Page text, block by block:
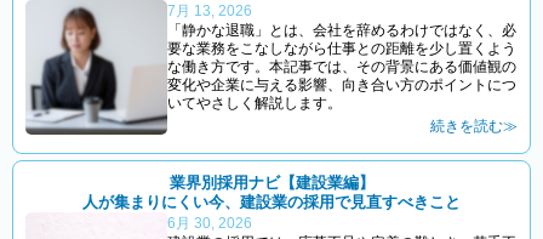
7月 13, 2026
「静かな退職」とは、会社を辞めるわけではなく、必
要な業務をこなしながら仕事との距離を少し置くよう
な働き方です。本記事では、その背景にある価値観の
変化や企業に与える影響、向き合い方のポイントにつ
いてやさしく解説します。
続きを読む≫
業界別採用ナビ【建設業編】
人が集まりにくい今、建設業の採用で見直すべきこと
6月 30, 2026